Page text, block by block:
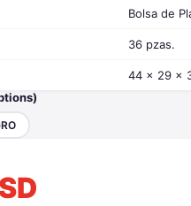
Bolsa de
36 pzas.
44 x 29 x